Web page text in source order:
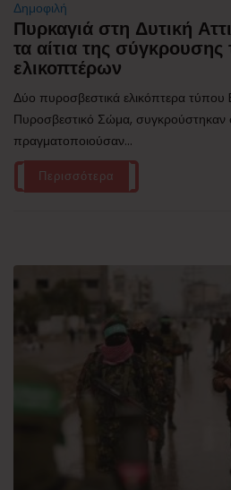
Δημοφιλή
Πυρκαγιά στη Δυτική
τα αίτια της
ελικοπτέρων
Δύο πυροσβεστικά ελικόπτερα
Πυροσβεστικό Σώμα, συγκρούστηκαν
πραγματοποιούσαν...
Περισσότερα